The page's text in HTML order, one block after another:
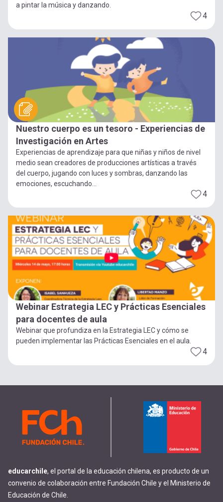
a pintar la música y danzando.
4
Nuestro cuerpo es un tesoro - Experiencias de
Investigación en Artes
Experiencias de aprendizaje para que niñas y niños de nivel
medio sean creadores de producciones artísticas a través
del cuerpo, jugando con luces y sombras, danzando las
emociones, escuchando...
4
Webinar Estrategia LEC y Prácticas Esenciales
para docentes de aula
Webinar que profundiza en la Estrategia LEC y cómo se
pueden implementar las Prácticas Esenciales en el aula.
4
educarchile, el portal de la educación chilena, es producto de un
convenio de colaboración entre Fundación Chile y el Ministerio de
Educación de Chile.